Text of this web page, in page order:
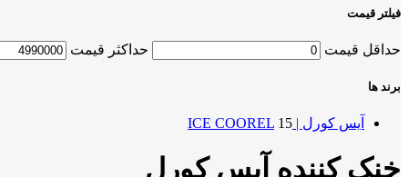
فیلتر قیمت
حداقل قیمت حداکثر قیمت
برند ها
آیس کورل | ICE COOREL 15
خنک کننده آیس کورل